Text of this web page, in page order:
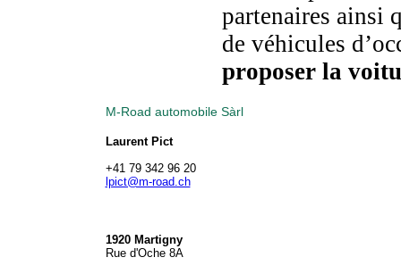
partenaires ainsi
de véhicules
proposer la
M-Road automobile Sàrl
Laurent Pict
+41 79 342 96 20
lpict@m-road.ch
1920 Martigny
Rue d'Oche 8A